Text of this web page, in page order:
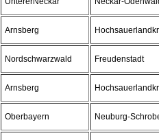
Arnsberg
Nordschwarzwald Freudenstadt
Arnsberg
Oberbayern Neuburg-